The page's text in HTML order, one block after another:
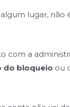
lugar, não
com a
do bloqueio ou